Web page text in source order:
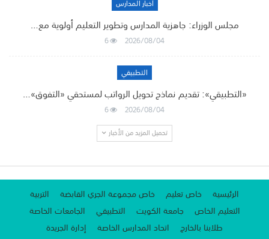
أخبار المدارس
مجلس الوزراء: جاهزية المدارس وتطوير التعليم أولوية مع…
2026/08/04
6
التطبيقي
«التطبيقي»: تقديم نماذج تحويل الرواتب لمستحقي «التفوق»…
2026/08/04
6
تحميل المزيد من الأخبار
الرئيسية خاص تعليم خاص مجموعة الجري القابضة
التربية
التعليم الخاص
جامعة الكويت التطبيقي
الجامعات الخاصة
طلابنا بالخارج
اتحاد المدارس الخاصة إدارة الجريدة